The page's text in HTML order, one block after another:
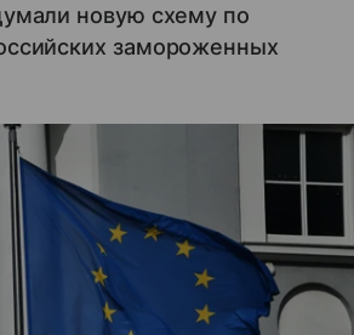
новую схему по
замороженных